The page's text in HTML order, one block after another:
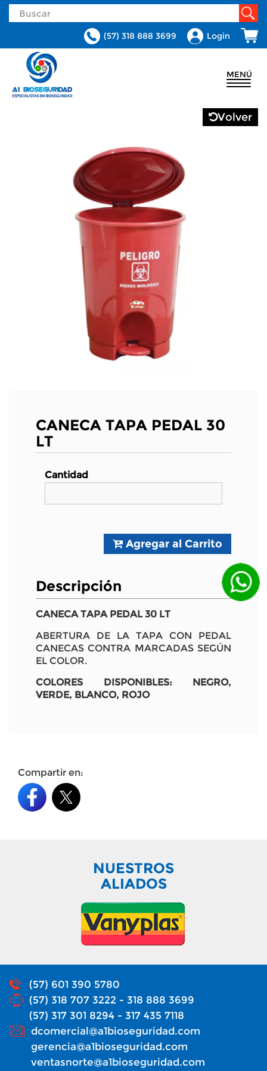
Login
(57) 318 888 3699
MENÚ
Volver
CANECA TAPA PEDAL 30
LT
Cantidad
Agregar al Carrito
Descripción
CANECA TAPA PEDAL 30 LT
ABERTURA DE LA TAPA CON PEDAL
CANECAS CONTRA MARCADAS SEGÚN
EL COLOR.
COLORES DISPONIBLES: NEGRO,
VERDE, BLANCO, ROJO
Compartir en:
NUESTROS
ALIADOS
(57) 601 390 5780
(57) 318 707 3222 - 318 888 3699
(57) 317 301 8294 - 317 435 7118
dcomercial@a1bioseguridad.com
gerencia@a1bioseguridad.com
ventasnorte@a1bioseguridad.com